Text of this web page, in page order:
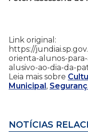
Link original:
https://
orienta-alunos-
alusivo-ao-dia-da-
Leia mais sobre
Municipal,
NOTÍCIAS